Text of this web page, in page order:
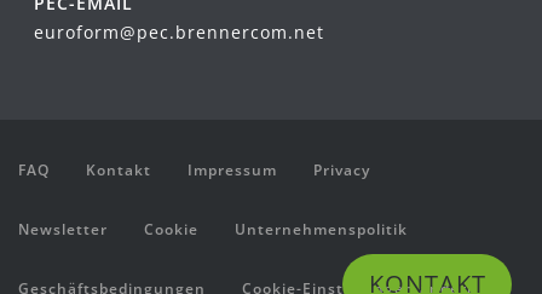
euroform@pec.brennercom.net
FAQ Kontakt Impressum Privacy
Newsletter Cookie Unternehmenspolitik
Geschäftsbedingungen Cookie-Einstellungen ändern
KONTAKT